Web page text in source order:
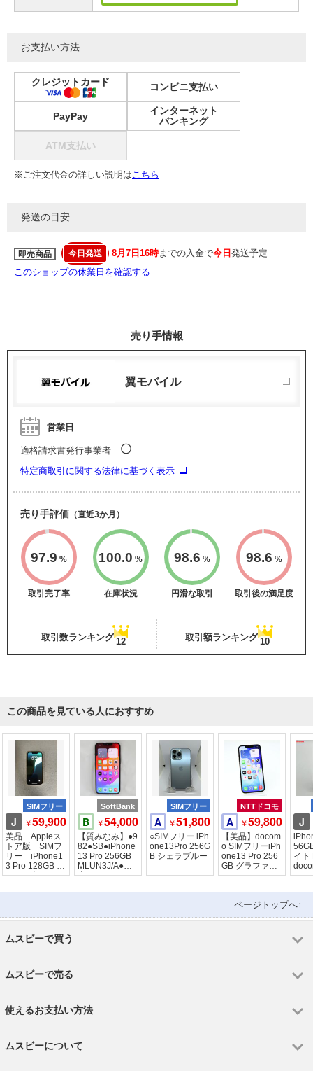
お支払い方法
クレジットカード コンビニ支払い
PayPay
インターネット
バンキング
ATM支払い
※ご注文代金の詳しい説明はこちら
発送の目安
即売商品 今日発送 8月7日16時までの入金で今日 発送予定
このショップの休業日を確認する
売り手情報
翼モバイル
営業日
適格請求書発行事業者 〇
特定商取引に関する法律に基づく表示
売り手評価 （直近3か月）
97.9 %
取引完了率
100.0 %
在庫状況
98.6 %
円滑な取引
98.6 %
取引後の満足度
取引数ランキング 12 取引額ランキング 10
この商品を見ている人におすすめ
SIMフリー
J ￥59,900
美品 Appleス
トア版 SIMフ
リー iPhone1
3 Pro 128GB ゴ
ールド色
SoftBank
B ￥54,000
【質みなみ】●9
82●SB●iPhone
13 Pro 256GB
MLUN3J/A●中
古
SIMフリー
A ￥51,800
○SIMフリー iPh
one13Pro 256G
B シェラブルー
NTTドコモ
A ￥59,800
【美品】docom
o SIMフリーiPh
one13 Pro 256
GB グラファイ
ト
J
イト
フリ
ページトップへ↑
ムスビーで買う
ムスビーで売る
使えるお支払い方法
ムスビーについて